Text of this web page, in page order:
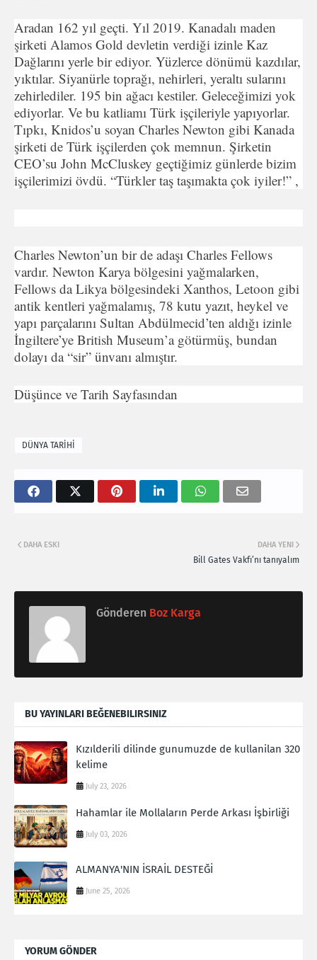
Aradan 162 yıl geçti. Yıl 2019. Kanadalı maden
şirketi Alamos Gold devletin verdiği izinle Kaz
Dağlarını yerle bir ediyor. Yüzlerce dönümü kazdılar,
yıktılar. Siyanürle toprağı, nehirleri, yeraltı sularını
zehirlediler. 195 bin ağacı kestiler. Geleceğimizi yok
ediyorlar. Ve bu katliamı Türk işçileriyle yapıyorlar.
Tıpkı, Knidos’u soyan Charles Newton gibi Kanada
şirketi de Türk işçilerden çok memnun. Şirketin
CEO’su John McCluskey geçtiğimiz günlerde bizim
işçilerimizi övdü. “Türkler taş taşımakta çok iyiler!” ,
Charles Newton’un bir de adaşı Charles Fellows
vardır. Newton Karya bölgesini yağmalarken,
Fellows da Likya bölgesindeki Xanthos, Letoon gibi
antik kentleri yağmalamış, 78 kutu yazıt, heykel ve
yapı parçalarını Sultan Abdülmecid’ten aldığı izinle
İngiltere’ye British Museum’a götürmüş, bundan
dolayı da “sir” ünvanı almıştır.
Düşünce ve Tarih Sayfasından
DÜNYA TARİHİ
DAHA YENI
Bill Gates Vakfı’nı tanıyalım
DAHA ESKI
Gönderen Boz Karga
BU YAYINLARI BEĞENEBILIRSINIZ
Kızılderili dilinde gunumuzde de kullanilan 320
kelime
July 23, 2026
Hahamlar ile Mollaların Perde Arkası İşbirliği
July 03, 2026
ALMANYA'NIN İSRAİL DESTEĞİ
June 25, 2026
YORUM GÖNDER